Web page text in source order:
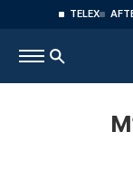
TELEX